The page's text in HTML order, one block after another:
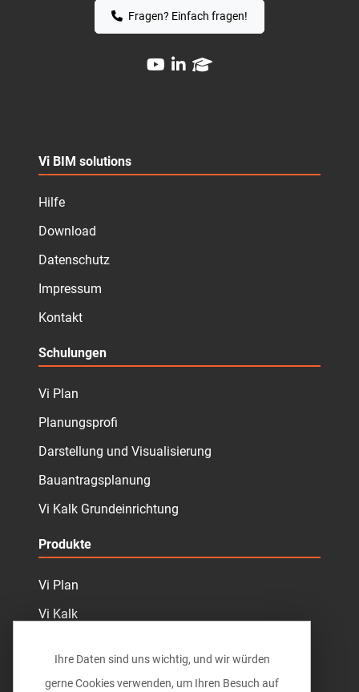
Fragen? Einfach fragen!
Vi BIM solutions
Hilfe
Download
Datenschutz
Impressum
Kontakt
Produkte
Vi Plan
Vi Kalk
Schulungen
Vi Plan
Planungsprofi
Darstellung und Visualisierung
Bauantragsplanung
Vi Kalk Grundeinrichtung
Ihre Daten sind uns wichtig, und wir würden
gerne Cookies verwenden, um Ihren Besuch auf